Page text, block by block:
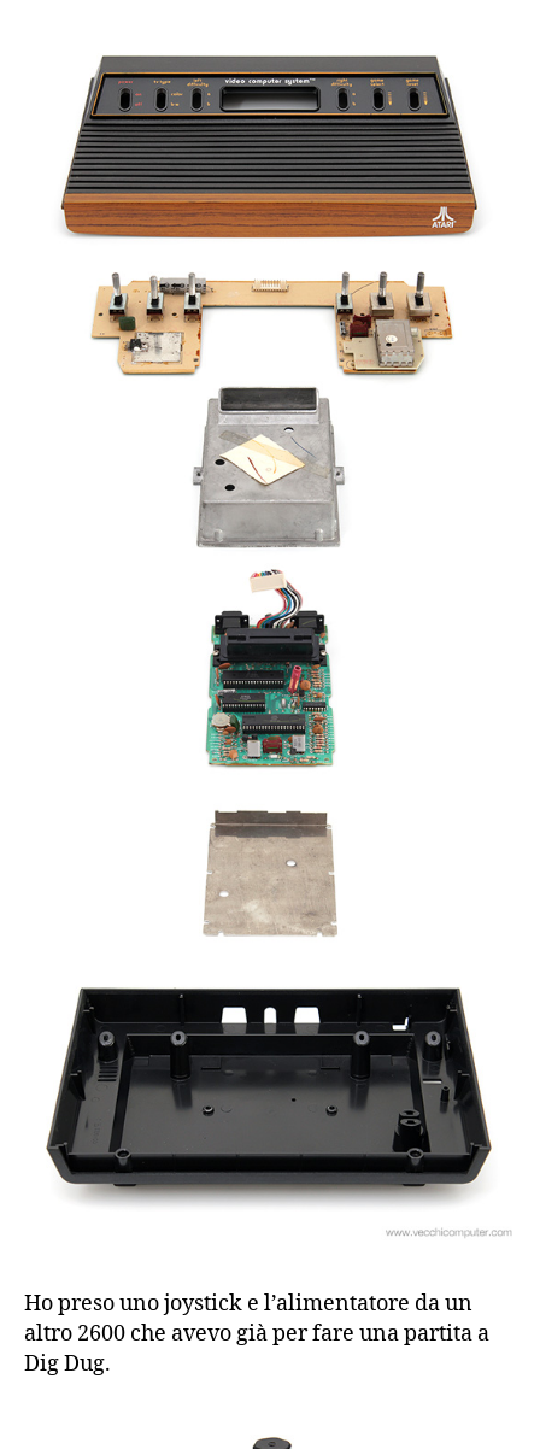
Ho preso uno joystick e l’alimentatore da un
altro 2600 che avevo già per fare una partita a
Dig Dug.